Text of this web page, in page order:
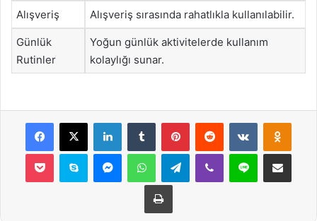
Alışveriş Alışveriş sırasında rahatlıkla kullanılabilir.
Günlük
Rutinler
Yoğun günlük aktivitelerde kullanım
kolaylığı sunar.
Facebook
X LinkedInTumblr PinterestReddit VKontakte
Pocket Skype MessengerWhatsAppTelegramViber Line E-Posta ile
Yazdır